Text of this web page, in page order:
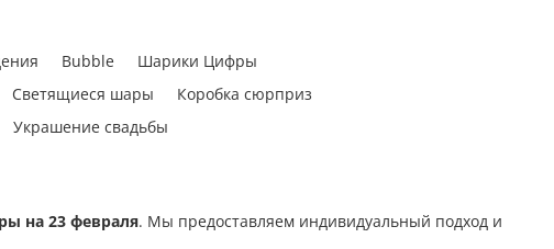
Bubble
Шарики Цифры
Светящиеся шары
Коробка сюрприз
Украшение свадьбы
на 23 февраля. Мы предоставляем индивидуальный подход и